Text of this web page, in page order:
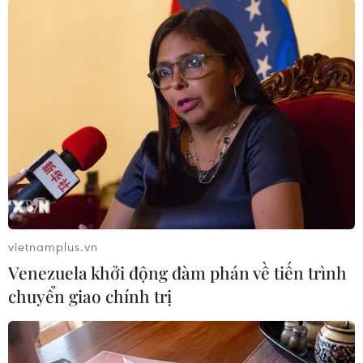
#Đồng yen Nhật Bản
Theo dõi VietnamPlus
vietnamplus.vn
Venezuela khởi động đàm phán về tiến trình
chuyển giao chính trị